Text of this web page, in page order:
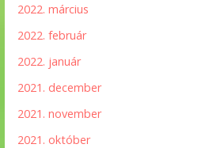
2022. március
2022. február
2022. január
2021. december
2021. november
2021. október